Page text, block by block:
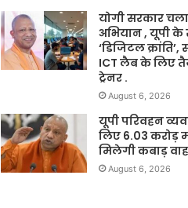
योगी सरकार
अभियान , यूपी के
‘डिजिटल
ICT लैब के लिए
ट्रेनर .
August 6, 2026
यूपी परिवहन
लिए 6.03 करोड़
मिलेगी कबाड़
August 6, 2026